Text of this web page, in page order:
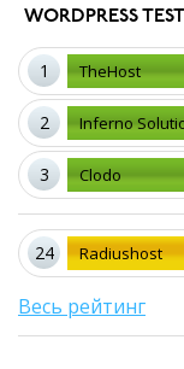
WORDPRESS TEST
1 TheHost
2 Inferno
3 Clodo
24 Radiushost
Весь рейтинг